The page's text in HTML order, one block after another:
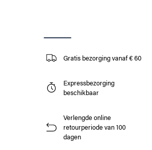
Gratis bezorging vanaf € 60
Expressbezorging
beschikbaar
Verlengde online
retourperiode van 100
dagen